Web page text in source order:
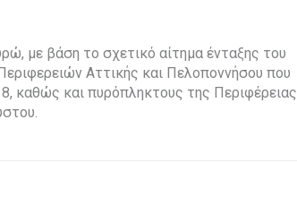
με βάση το σχετικό αίτημα ένταξης του
Αττικής και Πελοποννήσου που
καθώς και πυρόπληκτους της Περιφέρειας